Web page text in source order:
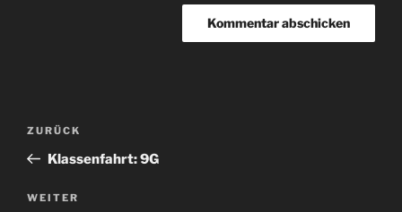
Beitragsnavigation
Vorheriger
Beitrag
ZURÜCK
Klassenfahrt: 9G
Nächster
WEITER